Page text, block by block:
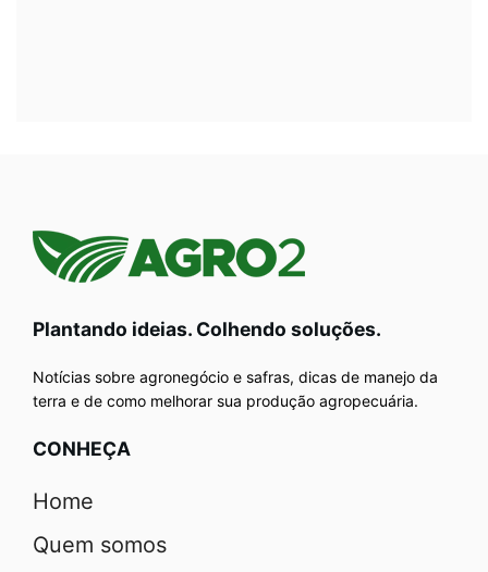
Plantando ideias. Colhendo soluções.
Notícias sobre agronegócio e safras, dicas de manejo da
terra e de como melhorar sua produção agropecuária.
CONHEÇA
Home
Quem somos